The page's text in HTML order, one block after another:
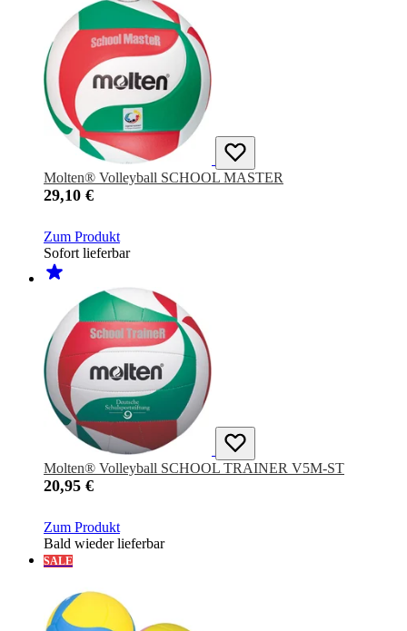
Molten® Volleyball SCHOOL MASTER
29,10 €
Zum Produkt
Sofort lieferbar
Molten® Volleyball SCHOOL TRAINER V5M-ST
20,95 €
Zum Produkt
Bald wieder lieferbar
SALE